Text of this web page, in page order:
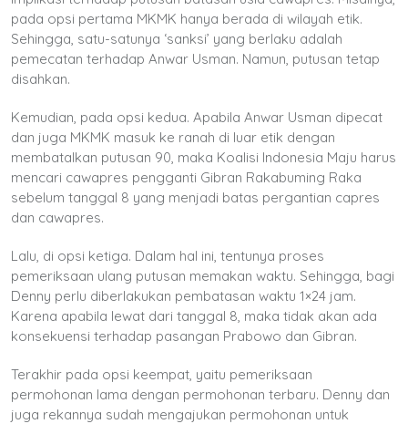
pada opsi pertama MKMK hanya berada di wilayah etik.
Sehingga, satu-satunya ‘sanksi’ yang berlaku adalah
pemecatan terhadap Anwar Usman. Namun, putusan tetap
disahkan.
Kemudian, pada opsi kedua. Apabila Anwar Usman dipecat
dan juga MKMK masuk ke ranah di luar etik dengan
membatalkan putusan 90, maka Koalisi Indonesia Maju harus
mencari cawapres pengganti Gibran Rakabuming Raka
sebelum tanggal 8 yang menjadi batas pergantian capres
dan cawapres.
Lalu, di opsi ketiga. Dalam hal ini, tentunya proses
pemeriksaan ulang putusan memakan waktu. Sehingga, bagi
Denny perlu diberlakukan pembatasan waktu 1×24 jam.
Karena apabila lewat dari tanggal 8, maka tidak akan ada
konsekuensi terhadap pasangan Prabowo dan Gibran.
Terakhir pada opsi keempat, yaitu pemeriksaan
permohonan lama dengan permohonan terbaru. Denny dan
juga rekannya sudah mengajukan permohonan untuk